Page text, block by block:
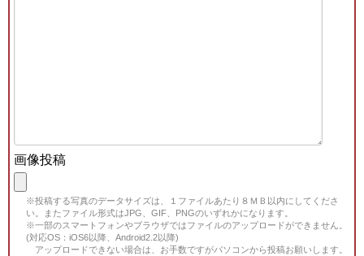
画像投稿
※投稿する写真のデータサイズは、１ファイルあたり８ＭＢ以内にしてくださ
い。またファイル形式はJPG、GIF、PNGのいずれかになります。
※一部のスマートフォンやブラウザではファイルのアップロードができません。
(対応OS：iOS6以降、Android2.2以降)
アップロードできない場合は、お手数ですがパソコンから投稿お願いします。